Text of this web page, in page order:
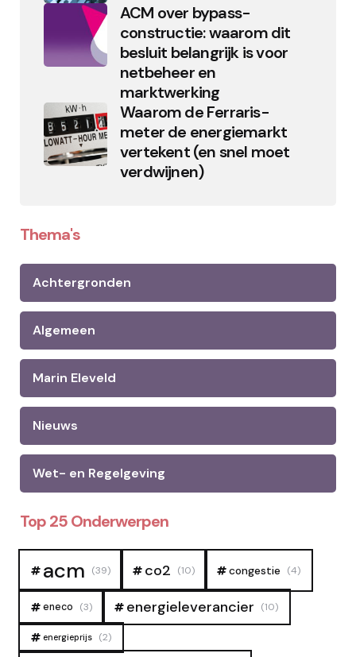
ACM over bypass-
constructie: waarom dit
besluit belangrijk is voor
netbeheer en
marktwerking
Waarom de Ferraris-
meter de energiemarkt
vertekent (en snel moet
verdwijnen)
Thema's
Achtergronden
Algemeen
Marin Eleveld
Nieuws
Wet- en Regelgeving
Top 25 Onderwerpen
acm (39) co2 (10) congestie (4)
eneco (3) energieleverancier (10)
energieprijs (2)